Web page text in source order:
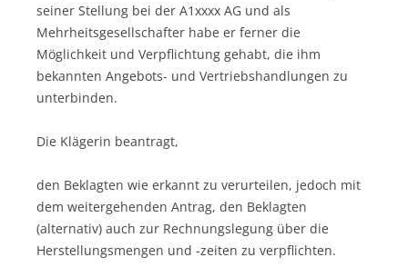
seiner Stellung bei der A1xxxx AG und als
Mehrheitsgesellschafter habe er ferner die
Möglichkeit und Verpflichtung gehabt, die ihm
bekannten Angebots- und Vertriebshandlungen zu
unterbinden.
Die Klägerin beantragt,
den Beklagten wie erkannt zu verurteilen, jedoch mit
dem weitergehenden Antrag, den Beklagten
(alternativ) auch zur Rechnungslegung über die
Herstellungsmengen und -zeiten zu verpflichten.